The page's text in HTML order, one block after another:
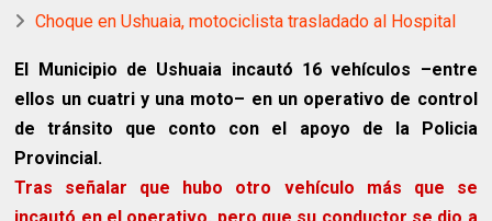
Choque en Ushuaia, motociclista trasladado al Hospital
El Municipio de Ushuaia incautó 16 vehículos –entre
ellos un cuatri y una moto– en un operativo de control
de tránsito que conto con el apoyo de la Policia
Provincial.
Tras señalar que hubo otro vehículo más que se